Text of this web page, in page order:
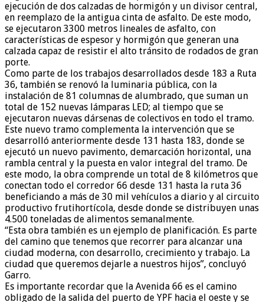
ejecución de dos calzadas de hormigón y un divisor central,
en reemplazo de la antigua cinta de asfalto. De este modo,
se ejecutaron 3300 metros lineales de asfalto, con
características de espesor y hormigón que generan una
calzada capaz de resistir el alto tránsito de rodados de gran
porte.
Como parte de los trabajos desarrollados desde 183 a Ruta
36, también se renovó la luminaria pública, con la
instalación de 81 columnas de alumbrado, que suman un
total de 152 nuevas lámparas LED; al tiempo que se
ejecutaron nuevas dársenas de colectivos en todo el tramo.
Este nuevo tramo complementa la intervención que se
desarrolló anteriormente desde 131 hasta 183, donde se
ejecutó un nuevo pavimento, demarcación horizontal, una
rambla central y la puesta en valor integral del tramo. De
este modo, la obra comprende un total de 8 kilómetros que
conectan todo el corredor 66 desde 131 hasta la ruta 36
beneficiando a más de 30 mil vehículos a diario y al circuito
productivo frutihortícola, desde donde se distribuyen unas
4.500 toneladas de alimentos semanalmente.
“Esta obra también es un ejemplo de planificación. Es parte
del camino que tenemos que recorrer para alcanzar una
ciudad moderna, con desarrollo, crecimiento y trabajo. La
ciudad que queremos dejarle a nuestros hijos”, concluyó
Garro.
Es importante recordar que la Avenida 66 es el camino
obligado de la salida del puerto de YPF hacia el oeste y se